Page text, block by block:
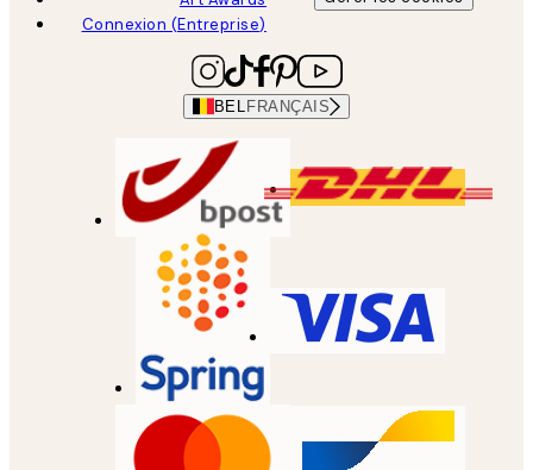
Connexion (Entreprise)
BEL FRANÇAIS